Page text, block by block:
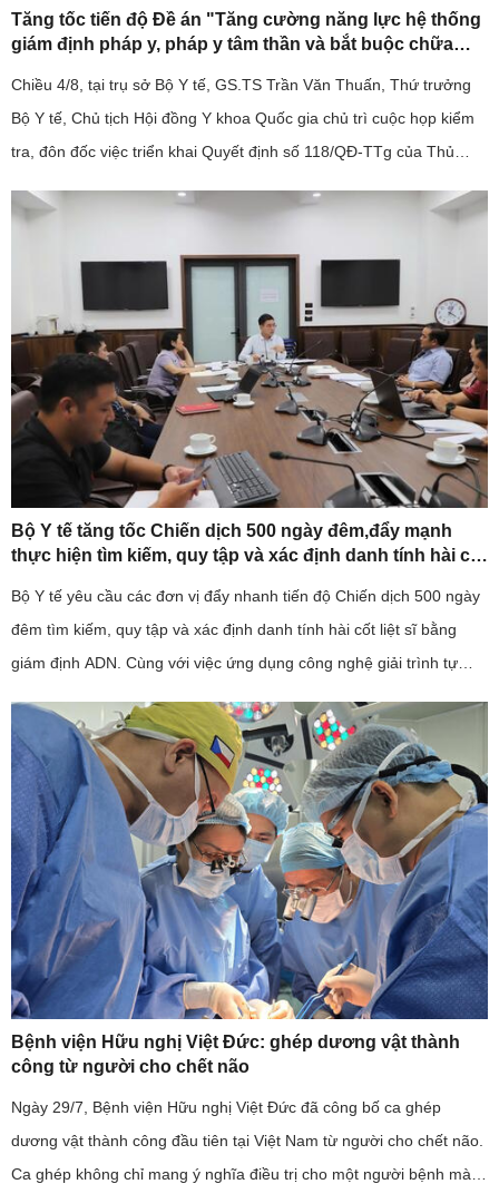
Tăng tốc tiến độ Đề án "Tăng cường năng lực hệ thống
giám định pháp y, pháp y tâm thần và bắt buộc chữa
Chiều 4/8, tại trụ sở Bộ Y tế, GS.TS Trần Văn Thuấn, Thứ trưởng
Bộ Y tế, Chủ tịch Hội đồng Y khoa Quốc gia chủ trì cuộc họp kiểm
tra, đôn đốc việc triển khai Quyết định số 118/QĐ-TTg của Thủ
Bộ Y tế tăng tốc Chiến dịch 500 ngày đêm,đẩy mạnh
thực hiện tìm kiếm, quy tập và xác định danh tính hài cốt
Bộ Y tế yêu cầu các đơn vị đẩy nhanh tiến độ Chiến dịch 500 ngày
đêm tìm kiếm, quy tập và xác định danh tính hài cốt liệt sĩ bằng
giám định ADN. Cùng với việc ứng dụng công nghệ giải trình tự
Bệnh viện Hữu nghị Việt Đức: ghép dương vật thành
công từ người cho chết não
Ngày 29/7, Bệnh viện Hữu nghị Việt Đức đã công bố ca ghép
dương vật thành công đầu tiên tại Việt Nam từ người cho chết não.
Ca ghép không chỉ mang ý nghĩa điều trị cho một người bệnh mà